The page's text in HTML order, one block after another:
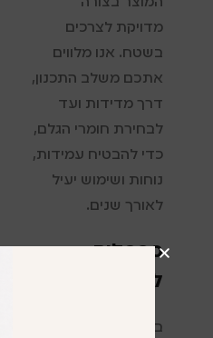
מדויקת לצרכים
בשטח. אנו מלווים
אתכם משלב התכנון,
דרך מדידות ועד
לבחירת חומרי הגלם,
כדי להבטיח עמידות,
נוחות ושימוש יעיל
לאורך שנים.
ספסלים
למלתחות:
בתכנון